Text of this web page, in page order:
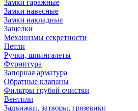
Замки гаражные
Замки навесные
Замки накладные
Защелки
Механизмы секретности
Петли
Ручки, шпингалеты
Фурнитура
Запорная арматура
Обратные клапаны
Фильтры грубой очистки
Вентили
Задвижки, затворы, грязевики